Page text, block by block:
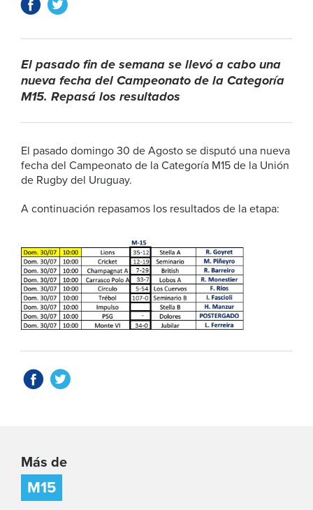
El pasado fin de semana se llevó a cabo una
nueva fecha del Campeonato de la Categoría
M15. Repasá los resultados
El pasado domingo 30 de Agosto se disputó una nueva
fecha del Campeonato de la Categoría M15 de la Unión
de Rugby del Uruguay.
A continuación repasamos los resultados de la etapa:
Más de
M15